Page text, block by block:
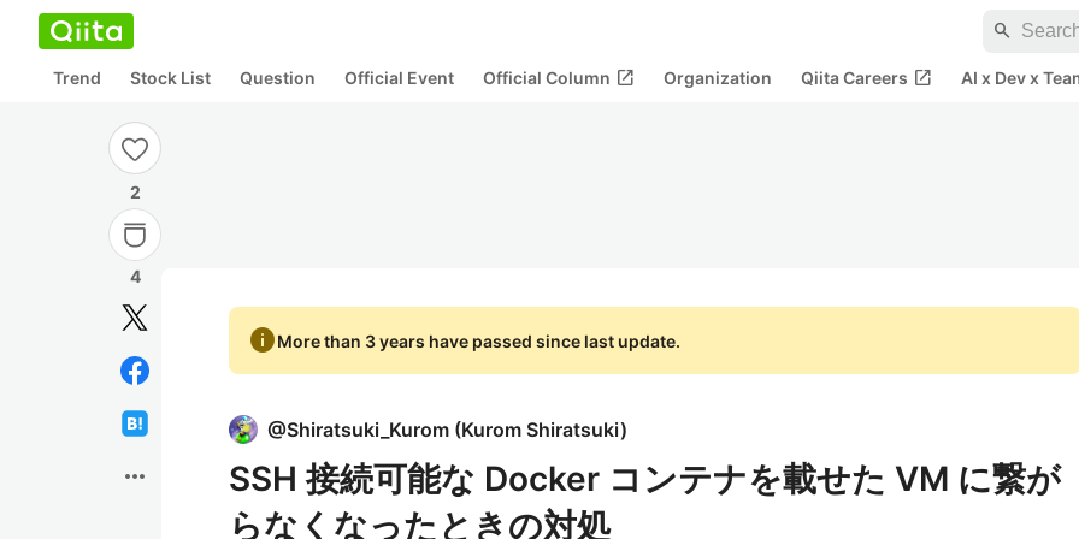
search
Trend Stock List Question Official Event Official Column open_in_new Organization Qiita Careers open_in_new AI x Dev x
2
4
more_horiz
infoMore than 3 years have passed since last update.
@Shiratsuki_Kurom (Kurom Shiratsuki)
SSH 接続可能な Docker コンテナを載せた VM に繋が
らなくなったときの対処